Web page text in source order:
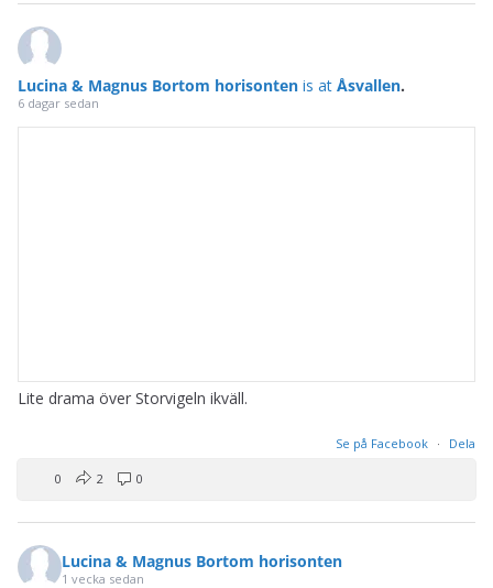
Lucina & Magnus Bortom horisonten is at Åsvallen.
6 dagar sedan
Lite drama över Storvigeln ikväll.
Se på Facebook · Dela
0 2 0
Lucina & Magnus Bortom horisonten
1 vecka sedan